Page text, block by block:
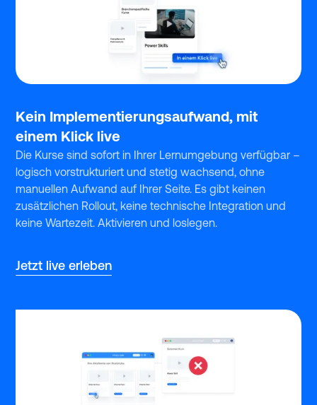
‍Kein Implementierungsaufwand, mit
einem Klick live
Die Kurse sind sofort in Ihrer Lernumgebung verfügbar –
logisch vorstrukturiert und stetig wachsend, ohne
manuellen Aufwand auf Ihrer Seite. Es gibt keinen
zusätzlichen Rollout, keine technische Integration und
keine Wartezeit. Aktivieren und loslegen.
Jetzt live erleben